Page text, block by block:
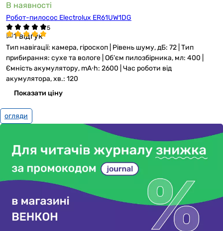
В наявності
Робот-пилосос Electrolux ER61UW1DG
1 відгук
Тип навігації: камера, гіроскоп | Рівень шуму, дБ: 72 | Тип
прибирання: сухе та вологе | Об'єм пилозбірника, мл: 400 |
Ємність акумулятору, mА⋅h: 2600 | Час роботи від
акумулятора, хв.: 120
Показати ціну
огляди